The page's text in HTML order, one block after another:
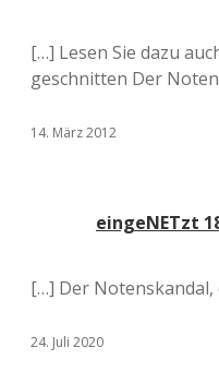
[…] Lesen Sie dazu
geschnitten Der
14. März 2012
eingeNETzt
[…] Der
24. Juli 2020